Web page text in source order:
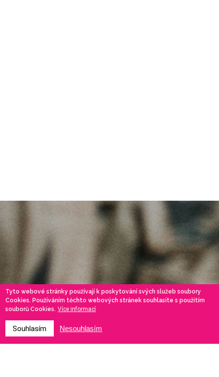
Tyto webové stránky používají k poskytování svých služeb soubory
Cookies. Používáním těchto webových stránek souhlasíte s použitím
souborů Cookies. Více informací
Souhlasím Nesouhlasím